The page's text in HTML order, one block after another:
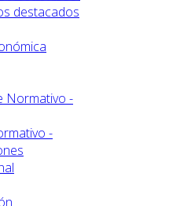
destacados
Normativo -
-